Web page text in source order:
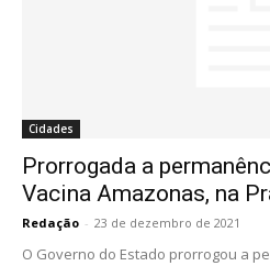
Cidades
Prorrogada a
Vacina Amazonas, na
Redação - 23 de dezembro de 2021
O Governo do Estado prorrogou a